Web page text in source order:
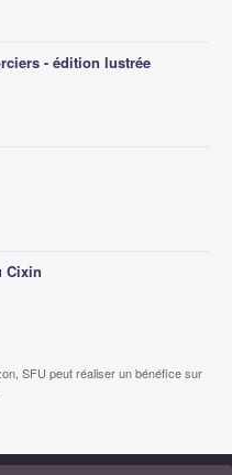
- édition lustrée
Cixin
SFU peut réaliser un bénéfice sur